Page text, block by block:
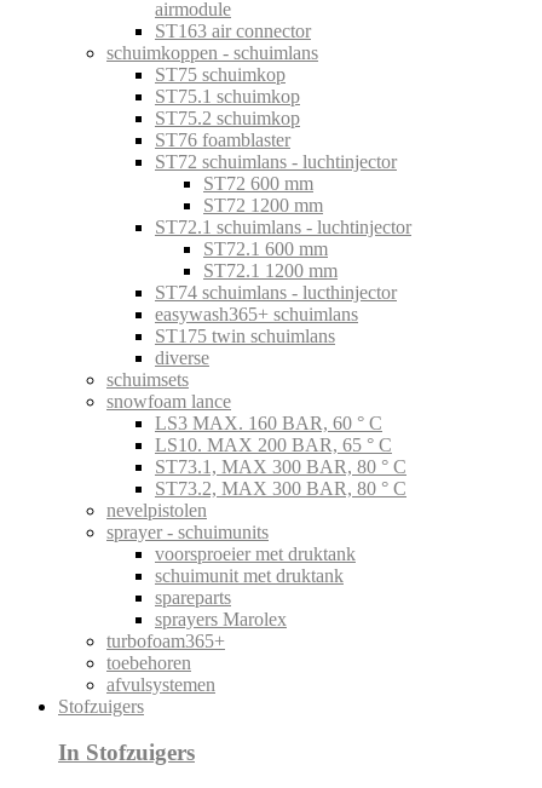
airmodule
ST163 air connector
schuimkoppen - schuimlans
ST75 schuimkop
ST75.1 schuimkop
ST75.2 schuimkop
ST76 foamblaster
ST72 schuimlans - luchtinjector
ST72 600 mm
ST72 1200 mm
ST72.1 schuimlans - luchtinjector
ST72.1 600 mm
ST72.1 1200 mm
ST74 schuimlans - lucthinjector
easywash365+ schuimlans
ST175 twin schuimlans
diverse
schuimsets
snowfoam lance
LS3 MAX. 160 BAR, 60 ° C
LS10. MAX 200 BAR, 65 ° C
ST73.1, MAX 300 BAR, 80 ° C
ST73.2, MAX 300 BAR, 80 ° C
nevelpistolen
sprayer - schuimunits
voorsproeier met druktank
schuimunit met druktank
spareparts
sprayers Marolex
turbofoam365+
toebehoren
afvulsystemen
Stofzuigers
In Stofzuigers